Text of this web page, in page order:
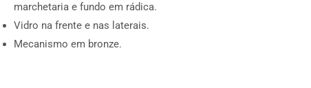
marchetaria e fundo em rádica.
Vidro na frente e nas laterais.
Mecanismo em bronze.